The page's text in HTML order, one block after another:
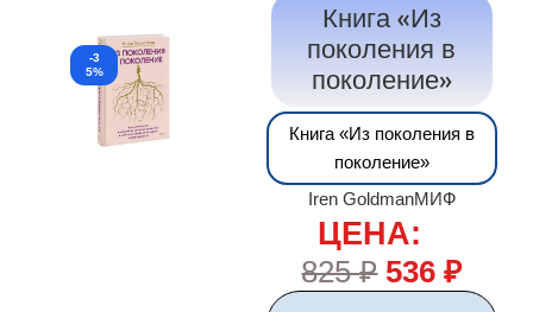
-3
5%
Книга «Из
поколения в
поколение»
Книга «Из поколения в
поколение»
Iren GoldmanМИФ
ЦЕНА:
825₽ 536₽